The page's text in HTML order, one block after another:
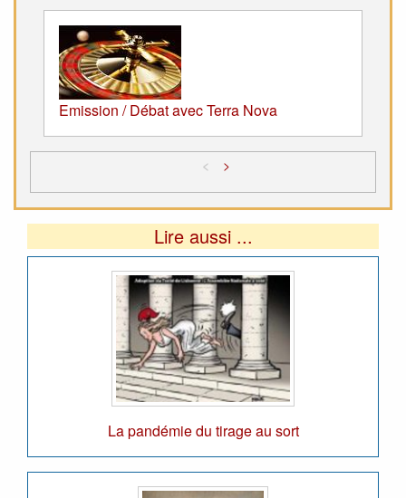
Emission / Débat avec Terra Nova
< >
Lire aussi ...
La pandémie du tirage au sort